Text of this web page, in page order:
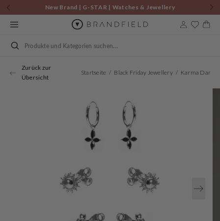
Zum
Inhalt
springen
New Brand | G-STAR | Watches & Jewellery
Suchen
Zurück zur
Übersicht
Startseite Black Friday Jewellery